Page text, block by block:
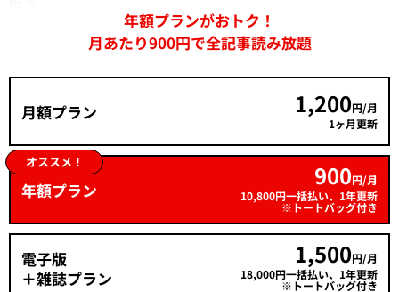
年額プランがおトク！
月あたり900円で全記事読み放題
月額プラン 1,200円/月
1ヶ月更新
オススメ！
年額プラン 900円/月
10,800円一括払い、1年更新
※トートバッグ付き
電子版
＋雑誌プラン
1,500円/月
18,000円一括払い、1年更新
※トートバッグ付き